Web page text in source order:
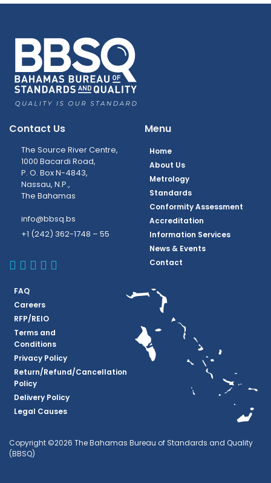
Contact Us
The Source River Centre,
1000 Bacardi Road,
P. O. Box N-4843,
Nassau, N.P.,
The Bahamas
info@bbsq.bs
+1 (242) 362-1748 – 55
BBSQ Facebook Page
BBSQ Instagram Page
BBSQ Linkedin Page
BBSQ Twitter Page
BBSQ Youtube Page
Menu
Home
About Us
Metrology
Standards
Conformity Assessment
Accreditation
Information Services
News & Events
Contact
FAQ
Careers
RFP/REIO
Terms and
Conditions
Privacy Policy
Return/Refund/Cancellation
Policy
Delivery Policy
Legal Causes
Copyright ©2026 The Bahamas Bureau of Standards and Quality
(BBSQ)